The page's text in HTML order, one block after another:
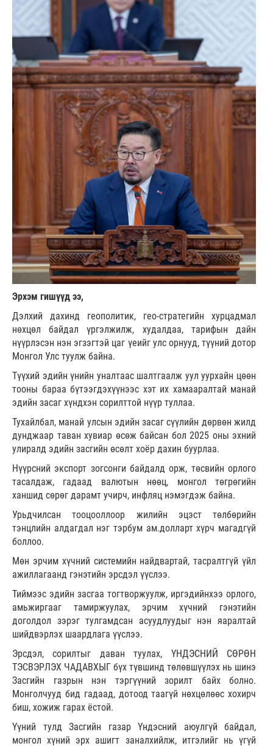
Эрхэм гишүүд ээ,
Дэлхий дахинд геополитик, гео-стратегийн хурцадмал
нөхцөл байдал үргэлжилж, худалдаа, тарифын дайн
нүүрлэсэн нэн эгзэгтэй цаг үеийг улс орнууд, түүний дотор
Монгол Улс туулж байна.
Түүхий эдийн үнийн уналтаас шалтгаалж уул уурхайн цөөн
тооны бараа бүтээгдэхүүнээс хэт их хамааралтай манай
эдийн засаг хүндхэн сорилттой нүүр туллаа.
Тухайлбал, манай улсын эдийн засаг сүүлийн дөрвөн жилд
дунджаар таван хувиар өсөж байсан бол 2025 оны эхний
улиралд эдийн засгийн өсөлт хоёр дахин буурлаа.
Нүүрсний экспорт зогсонги байдалд орж, төсвийн орлого
тасалдаж, гадаад валютын нөөц, монгол төгрөгийн
ханшид сөрөг дарамт учирч, инфляц нэмэгдэж байна.
Урьдчилсан тооцооллоор жилийн эцэст төлбөрийн
тэнцлийн алдагдал нэг тэрбум ам.долларт хүрч магадгүй
боллоо.
Мөн эрчим хүчний системийн найдвартай, тасралтгүй үйл
ажиллагаанд гэнэтийн эрсдэл үүслээ.
Тиймээс эдийн засгаа тогтворжуулж, иргэдийнхээ орлого,
амьжиргааг тамиржуулах, эрчим хүчний гэнэтийн
доголдол зэрэг тулгамдсан асуудлуудыг нэн яаралтай
шийдвэрлэх шаардлага үүслээ.
Эрсдэл, сорилтыг даван туулах, ҮНДЭСНИЙ СӨРӨН
ТЭСВЭРЛЭХ ЧАДАВХЫГ бүх түвшинд төлөвшүүлэх нь шинэ
Засгийн газрын нэн тэргүүний зорилт байх болно.
Монголчууд бид гадаад, дотоод таагүй нөхцөлөөс хохирч
биш, хожиж гарах ёстой.
Үүний тулд Засгийн газар Үндэсний аюулгүй байдал,
монгол хүний эрх ашигт заналхийлж, итгэлийг нь үгүй